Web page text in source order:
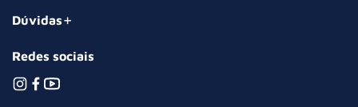
Dúvidas
Redes sociais